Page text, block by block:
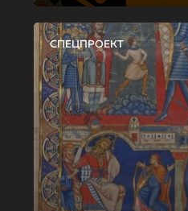
СПЕЦПРОЕКТ